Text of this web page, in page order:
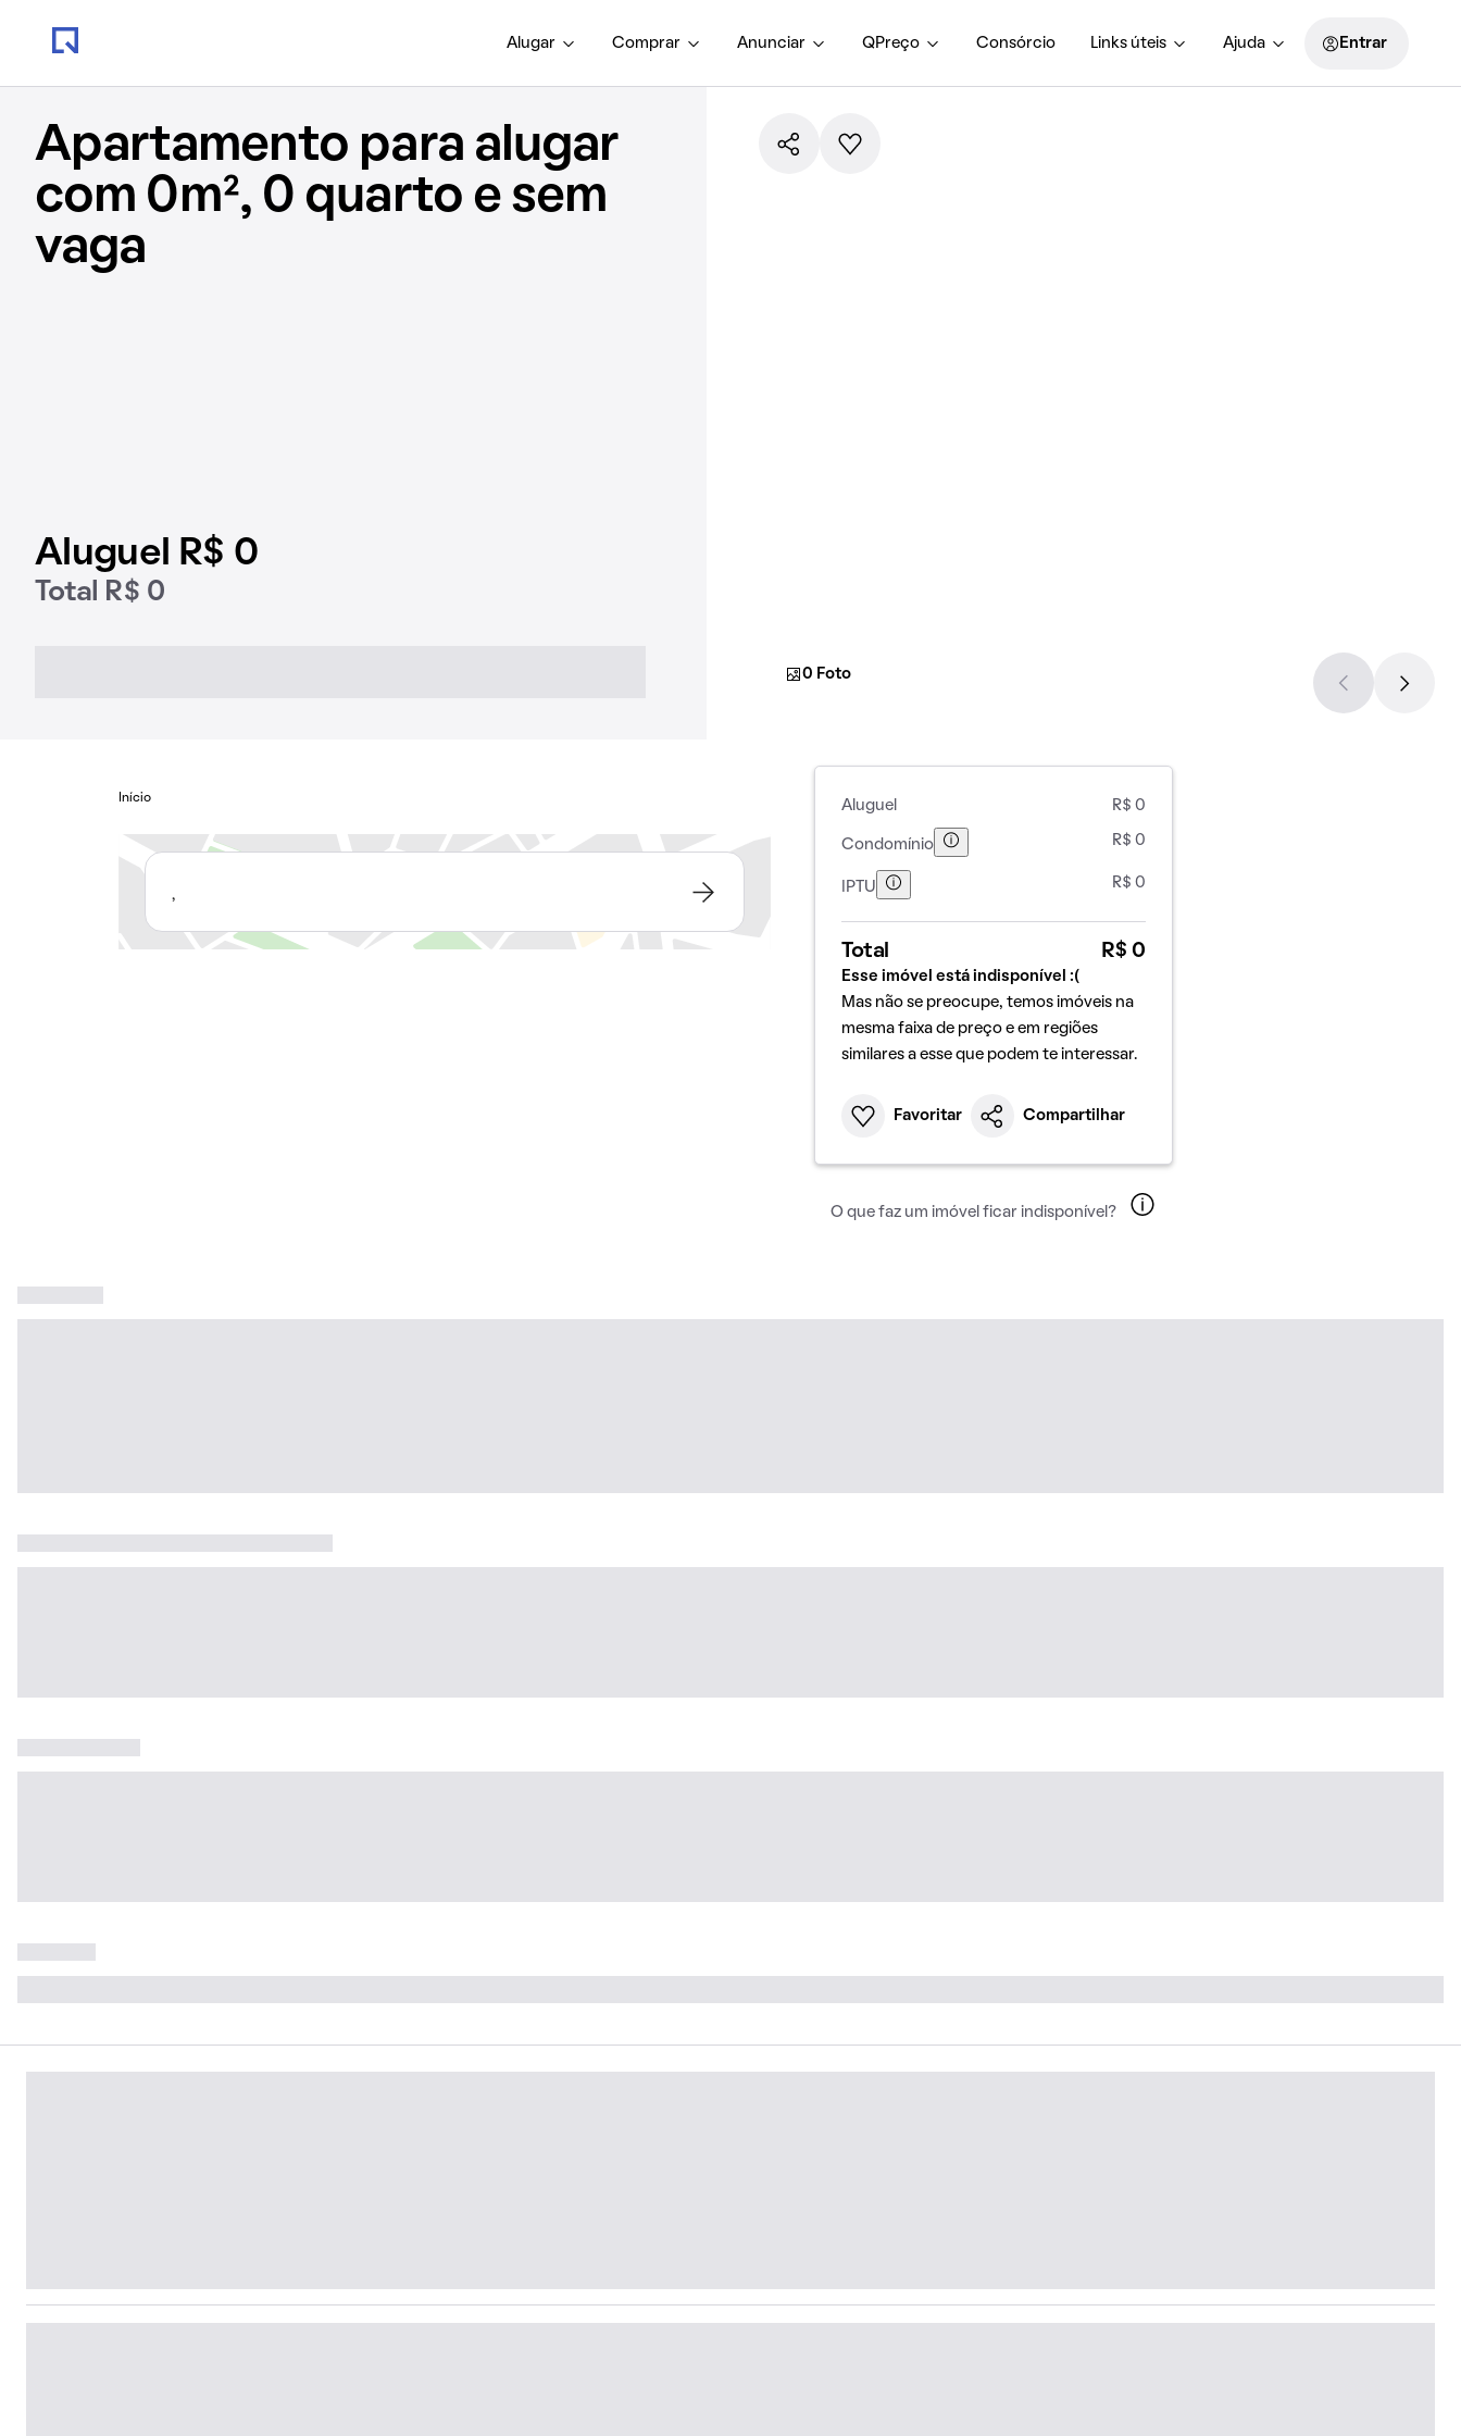
Alugar Comprar Anunciar QPreço Consórcio Links úteis Ajuda Entrar
Apartamento para alugar
com 0m², 0 quarto e sem
vaga
Aluguel R$ 0
Total R$ 0
0 Foto
Início
,
Aluguel R$ 0
Condomínio R$ 0
IPTU R$ 0
Total R$ 0
Esse imóvel está indisponível :(
Mas não se preocupe, temos imóveis na
mesma faixa de preço e em regiões
similares a esse que podem te interessar.
Favoritar Compartilhar
O que faz um imóvel ficar indisponível?